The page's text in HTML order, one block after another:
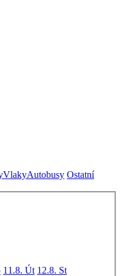
VlakyAutobusy Ostatní
11.8. Út 12.8. St